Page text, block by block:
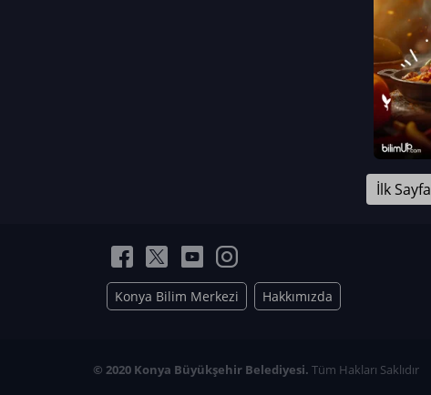
İlk Sayfa
Konya Bilim Merkezi Hakkımızda
© 2020 Konya Büyükşehir Belediyesi. Tüm Hakları Saklıdır